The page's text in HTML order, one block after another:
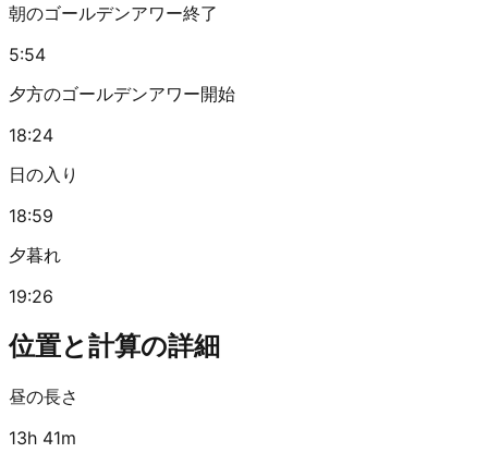
朝のゴールデンアワー終了
5:54
夕方のゴールデンアワー開始
18:24
日の入り
18:59
夕暮れ
19:26
位置と計算の詳細
昼の長さ
13h 41m